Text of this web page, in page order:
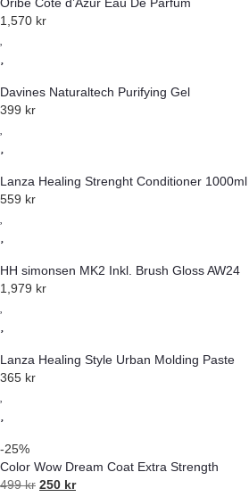
1,570 kr
Davines Naturaltech Purifying Gel
399 kr
Lanza Healing Strenght Conditioner 1000ml
559 kr
HH simonsen MK2 Inkl. Brush Gloss AW24
1,979 kr
Lanza Healing Style Urban Molding Paste
365 kr
-25%
Color Wow Dream Coat Extra Strength
499kr 250 kr